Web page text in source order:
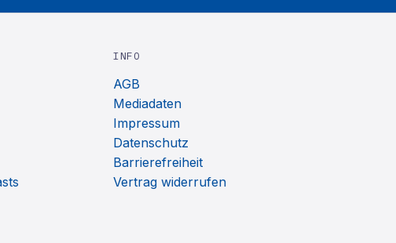
INFO
AGB
Mediadaten
Impressum
Datenschutz
Barrierefreiheit
Vertrag widerrufen